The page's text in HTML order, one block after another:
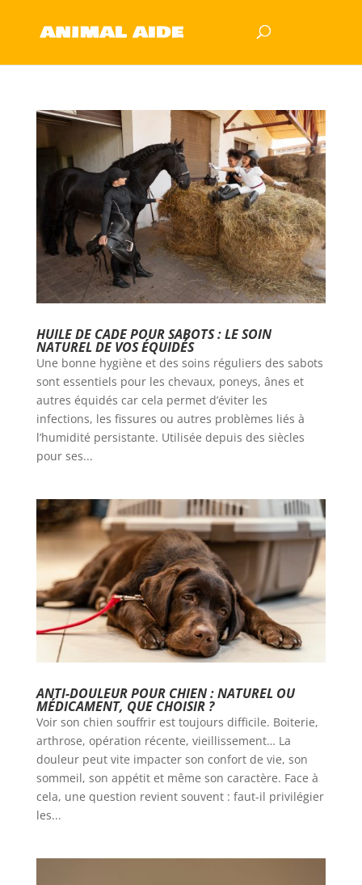
HUILE DE CADE POUR SABOTS : LE SOIN
NATUREL DE VOS ÉQUIDÉS
Une bonne hygiène et des soins réguliers des sabots
sont essentiels pour les chevaux, poneys, ânes et
autres équidés car cela permet d’éviter les
infections, les fissures ou autres problèmes liés à
l’humidité persistante. Utilisée depuis des siècles
pour ses...
ANTI-DOULEUR POUR CHIEN : NATUREL OU
MÉDICAMENT, QUE CHOISIR ?
Voir son chien souffrir est toujours difficile. Boiterie,
arthrose, opération récente, vieillissement… La
douleur peut vite impacter son confort de vie, son
sommeil, son appétit et même son caractère. Face à
cela, une question revient souvent : faut-il privilégier
les...